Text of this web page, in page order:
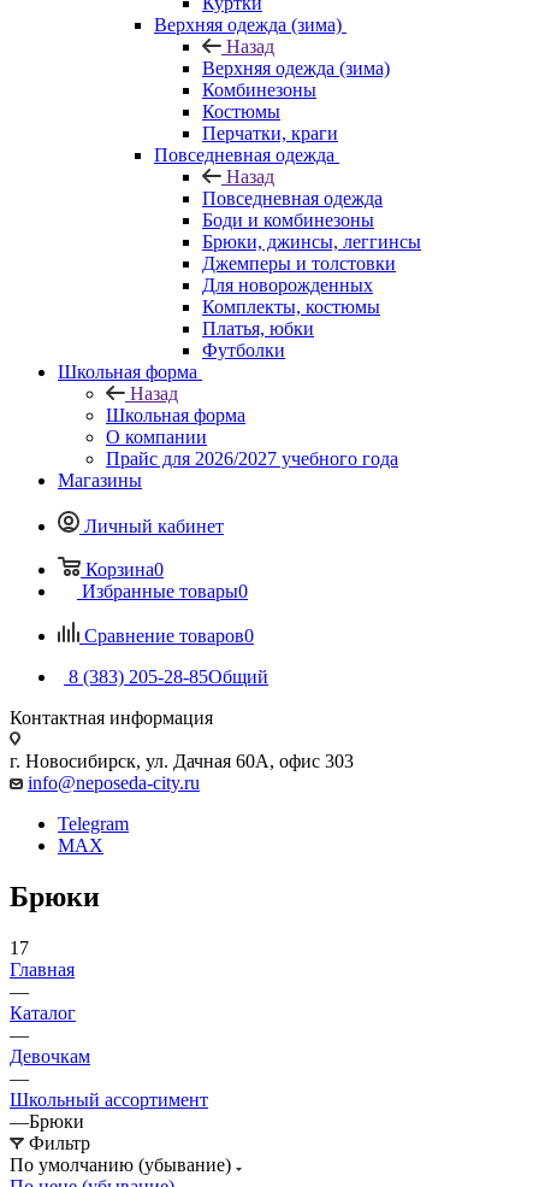
Верхняя одежда (зима)
Назад
Верхняя одежда (зима)
Комбинезоны
Костюмы
Перчатки, краги
Повседневная одежда
Назад
Повседневная одежда
Боди и комбинезоны
Брюки, джинсы, леггинсы
Джемперы и толстовки
Для новорожденных
Комплекты, костюмы
Платья, юбки
Футболки
Школьная форма
Назад
Школьная форма
О компании
Прайс для 2026/2027 учебного года
Магазины
Личный кабинет
Корзина0
Избранные товары0
Сравнение товаров0
8 (383) 205-28-85Общий
Контактная информация
г. Новосибирск, ул. Дачная 60А, офис 303
info@neposeda-city.ru
Telegram
MAX
Брюки
17
Главная
—
Каталог
—
Девочкам
—
Школьный ассортимент
—Брюки
Фильтр
По умолчанию (убывание)